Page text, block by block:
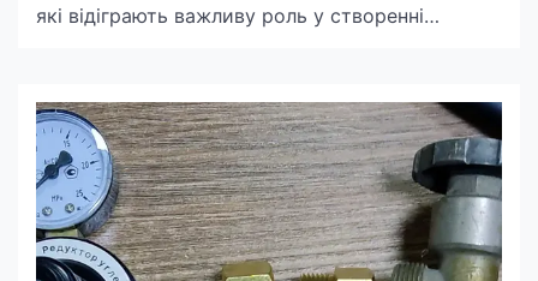
які відіграють важливу роль у створенні
не видно зовні, вона забезпечує зручність,
естетику та довговічність виробу. І якщо ви
займаєтесь пошиттям одягу або працюєте у
сфері моди, […]